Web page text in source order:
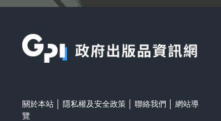
關於本站 隱私權及安全政策 聯絡我們
網站導
覽